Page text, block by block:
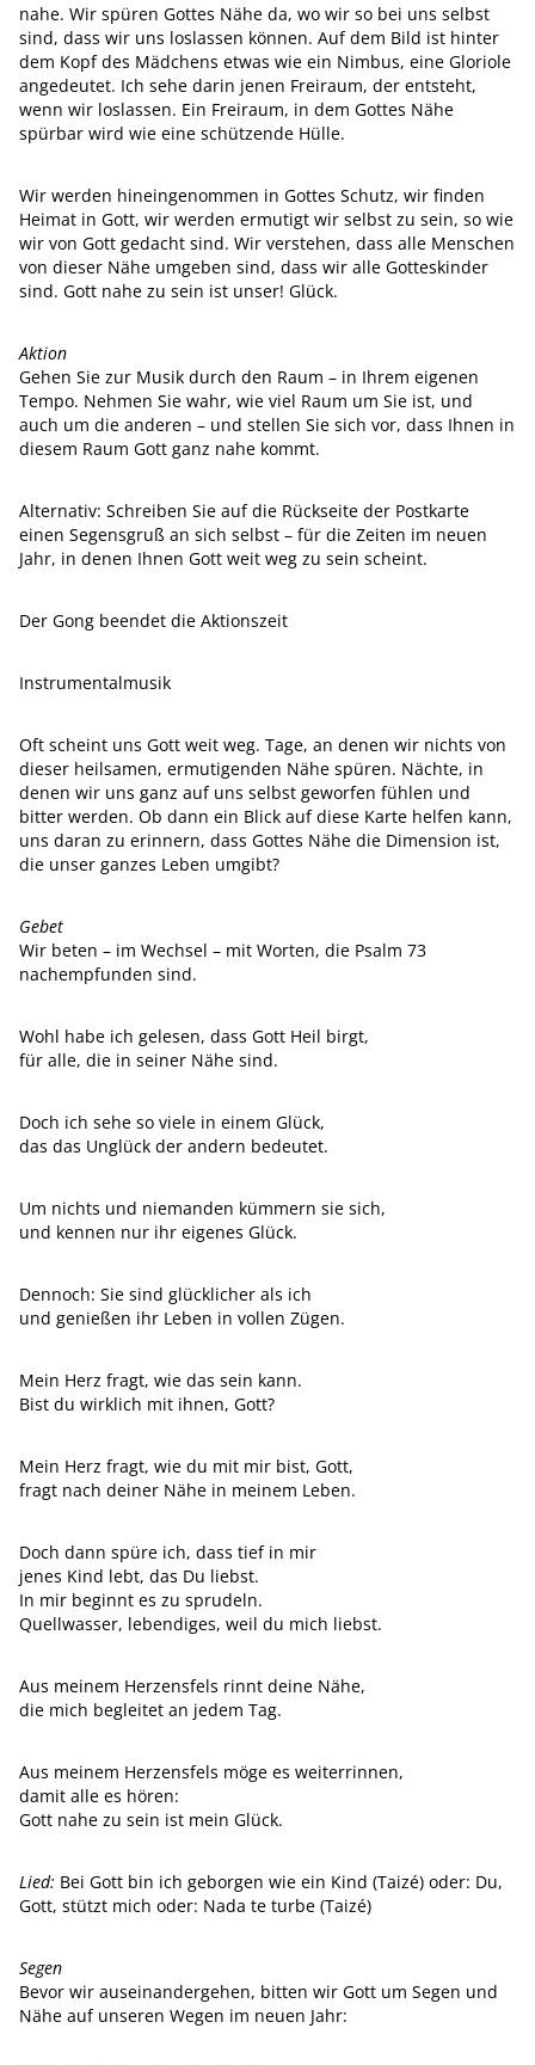
nahe. Wir spüren Gottes Nähe da, wo wir so bei uns selbst
sind, dass wir uns loslassen können. Auf dem Bild ist hinter
dem Kopf des Mädchens etwas wie ein Nimbus, eine Gloriole
angedeutet. Ich sehe darin jenen Freiraum, der entsteht,
wenn wir loslassen. Ein Freiraum, in dem Gottes Nähe
spürbar wird wie eine schützende Hülle.
Wir werden hineingenommen in Gottes Schutz, wir finden
Heimat in Gott, wir werden ermutigt wir selbst zu sein, so wie
wir von Gott gedacht sind. Wir verstehen, dass alle Menschen
von dieser Nähe umgeben sind, dass wir alle Gotteskinder
sind. Gott nahe zu sein ist unser! Glück.
Aktion
Gehen Sie zur Musik durch den Raum – in Ihrem eigenen
Tempo. Nehmen Sie wahr, wie viel Raum um Sie ist, und
auch um die anderen – und stellen Sie sich vor, dass Ihnen in
diesem Raum Gott ganz nahe kommt.
Alternativ: Schreiben Sie auf die Rückseite der Postkarte
einen Segensgruß an sich selbst – für die Zeiten im neuen
Jahr, in denen Ihnen Gott weit weg zu sein scheint.
Der Gong beendet die Aktionszeit
Instrumentalmusik
Oft scheint uns Gott weit weg. Tage, an denen wir nichts von
dieser heilsamen, ermutigenden Nähe spüren. Nächte, in
denen wir uns ganz auf uns selbst geworfen fühlen und
bitter werden. Ob dann ein Blick auf diese Karte helfen kann,
uns daran zu erinnern, dass Gottes Nähe die Dimension ist,
die unser ganzes Leben umgibt?
Gebet
Wir beten – im Wechsel – mit Worten, die Psalm 73
nachempfunden sind.
Wohl habe ich gelesen, dass Gott Heil birgt,
für alle, die in seiner Nähe sind.
Doch ich sehe so viele in einem Glück,
das das Unglück der andern bedeutet.
Um nichts und niemanden kümmern sie sich,
und kennen nur ihr eigenes Glück.
Dennoch: Sie sind glücklicher als ich
und genießen ihr Leben in vollen Zügen.
Mein Herz fragt, wie das sein kann.
Bist du wirklich mit ihnen, Gott?
Mein Herz fragt, wie du mit mir bist, Gott,
fragt nach deiner Nähe in meinem Leben.
Doch dann spüre ich, dass tief in mir
jenes Kind lebt, das Du liebst.
In mir beginnt es zu sprudeln.
Quellwasser, lebendiges, weil du mich liebst.
Aus meinem Herzensfels rinnt deine Nähe,
die mich begleitet an jedem Tag.
Aus meinem Herzensfels möge es weiterrinnen,
damit alle es hören:
Gott nahe zu sein ist mein Glück.
Lied: Bei Gott bin ich geborgen wie ein Kind (Taizé) oder: Du,
Gott, stützt mich oder: Nada te turbe (Taizé)
Segen
Bevor wir auseinandergehen, bitten wir Gott um Segen und
Nähe auf unseren Wegen im neuen Jahr: